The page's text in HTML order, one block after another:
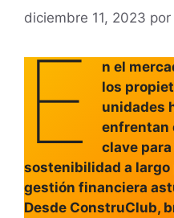
diciembre 11, 2023 por
E
n el
los
unidades
enfrentan
clave
sostenibilidad a largo
gestión financiera
Desde ConstruClub,